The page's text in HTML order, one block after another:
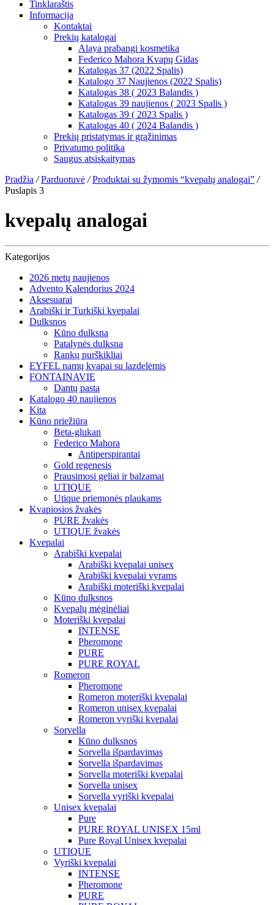
Tinklaraštis
Informacija
Kontaktai
Prekių katalogai
Alaya prabangi kosmetika
Federico Mahora Kvapų Gidas
Katalogas 37 (2022 Spalis)
Katalogo 37 Naujienos (2022 Spalis)
Katalogas 38 ( 2023 Balandis )
Katalogas 39 naujienos ( 2023 Spalis )
Katalogas 39 ( 2023 Spalis )
Katalogas 40 ( 2024 Balandis )
Prekių pristatymas ir grąžinimas
Privatumo politika
Saugus atsiskaitymas
Pradžia / Parduotuvė / Produktai su žymomis “kvepalų analogai” /
Puslapis 3
kvepalų analogai
Kategorijos
2026 metų naujienos
Advento Kalendorius 2024
Aksesuarai
Arabiški ir Turkiški kvepalai
Dulksnos
Kūno dulksna
Patalynės dulksna
Rankų purškikliai
EYFEL namų kvapai su lazdelėmis
FONTAINAVIE
Dantų pasta
Katalogo 40 naujienos
Kita
Kūno priežiūra
Beta-glukan
Federico Mahora
Antiperspirantai
Gold regenesis
Prausimosi geliai ir balzamai
UTIQUE
Utique priemonės plaukams
Kvapiosios žvakės
PURE žvakės
UTIQUE žvakės
Kvepalai
Arabiški kvepalai
Arabiški kvepalai unisex
Arabiški kvepalai vyrams
Arabiški moteriški kvepalai
Kūno dulksnos
Kvepalų mėginėliai
Moteriški kvepalai
INTENSE
Pheromone
PURE
PURE ROYAL
Romeron
Pheromone
Romeron moteriški kvepalai
Romeron unisex kvepalai
Romeron vyriški kvepalai
Sorvella
Kūno dulksnos
Sorvella išpardavimas
Sorvella išpardavimas
Sorvella moteriški kvepalai
Sorvella unisex
Sorvella vyriški kvepalai
Unisex kvepalai
Pure
PURE ROYAL UNISEX 15ml
Pure Royal Unisex kvepalai
UTIQUE
Vyriški kvepalai
INTENSE
Pheromone
PURE